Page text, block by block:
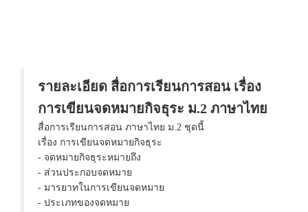
รายละเอียด สื่อการเรียนการสอน เรื่อง
การเขียนจดหมายกิจธุระ ม.2 ภาษาไทย
สื่อการเรียนการสอน ภาษาไทย ม.2 ชุดนี้
เรื่อง การเขียนจดหมายกิจธุระ
- จดหมายกิจธุระหมายถึง
- ส่วนประกอบจดหมาย
- มารยาทในการเขียนจดหมาย
- ประเภทของจดหมาย